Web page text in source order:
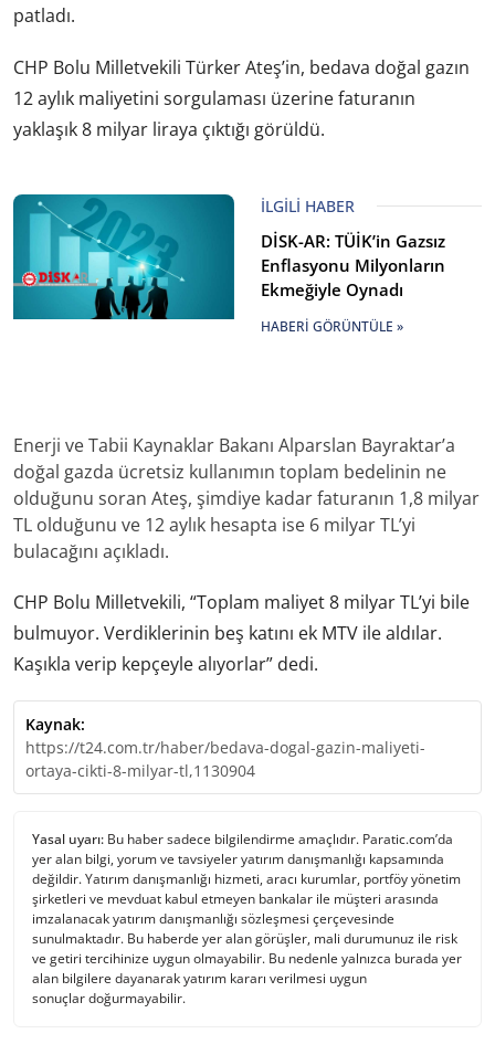
patladı.
CHP Bolu Milletvekili Türker Ateş’in, bedava doğal gazın
12 aylık maliyetini sorgulaması üzerine faturanın
yaklaşık 8 milyar liraya çıktığı görüldü.
İLGILI HABER
DİSK-AR: TÜİK’in Gazsız
Enflasyonu Milyonların
Ekmeğiyle Oynadı
HABERI GÖRÜNTÜLE »
Enerji ve Tabii Kaynaklar Bakanı Alparslan Bayraktar’a
doğal gazda ücretsiz kullanımın toplam bedelinin ne
olduğunu soran Ateş, şimdiye kadar faturanın 1,8 milyar
TL olduğunu ve 12 aylık hesapta ise 6 milyar TL’yi
bulacağını açıkladı.
CHP Bolu Milletvekili, “Toplam maliyet 8 milyar TL’yi bile
bulmuyor. Verdiklerinin beş katını ek MTV ile aldılar.
Kaşıkla verip kepçeyle alıyorlar” dedi.
Kaynak:
https://t24.com.tr/haber/bedava-dogal-gazin-maliyeti-
ortaya-cikti-8-milyar-tl,1130904
Yasal uyarı: Bu haber sadece bilgilendirme amaçlıdır. Paratic.com’da
yer alan bilgi, yorum ve tavsiyeler yatırım danışmanlığı kapsamında
değildir. Yatırım danışmanlığı hizmeti, aracı kurumlar, portföy yönetim
şirketleri ve mevduat kabul etmeyen bankalar ile müşteri arasında
imzalanacak yatırım danışmanlığı sözleşmesi çerçevesinde
sunulmaktadır. Bu haberde yer alan görüşler, mali durumunuz ile risk
ve getiri tercihinize uygun olmayabilir. Bu nedenle yalnızca burada yer
alan bilgilere dayanarak yatırım kararı verilmesi uygun
sonuçlar doğurmayabilir.